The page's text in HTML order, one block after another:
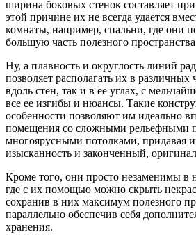
ширина боковых стенок составляет
этой причине их не всегда удается
комнаты, например, спальни, где они
большую часть полезного
Ну, а плавность и округлость линий
позволяет располагать их в различных
вдоль стен, так и в ее углах, с
все ее изгибы и нюансы. Такие
особенности позволяют им идеально
помещения со сложными рельефными
многоярусными потолками, придавая
изысканность и законченный,
Кроме того, они просто незаменимы в
где с их помощью можно скрыть
сохранив в них максимум полезного
параллельно обеспечив себя
хранения.